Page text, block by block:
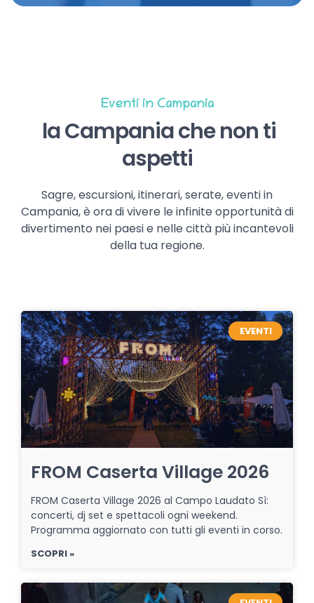
Eventi in Campania
la Campania che non ti
aspetti
Sagre, escursioni, itinerari, serate, eventi in
Campania, è ora di vivere le infinite opportunità di
divertimento nei paesi e nelle città più incantevoli
della tua regione.
EVENTI
FROM Caserta Village 2026
FROM Caserta Village 2026 al Campo Laudato Sì:
concerti, dj set e spettacoli ogni weekend.
Programma aggiornato con tutti gli eventi in corso.
SCOPRI »